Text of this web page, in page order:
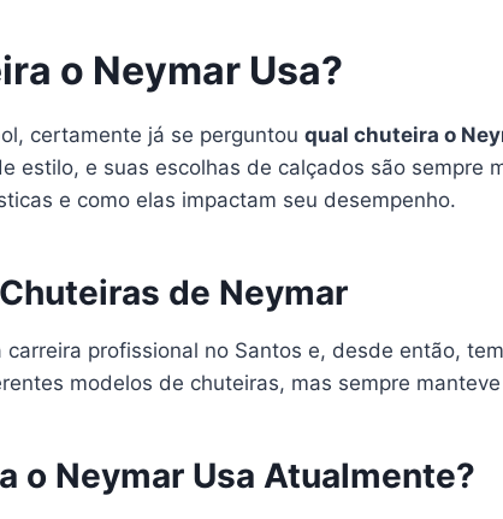
o Neymar Usa?
certamente já se perguntou qual chuteira o
estilo, e suas escolhas de calçados são
e como elas impactam seu desempenho.
de Neymar
carreira profissional no Santos e, desde então,
modelos de chuteiras, mas sempre
o Neymar Usa Atualmente?